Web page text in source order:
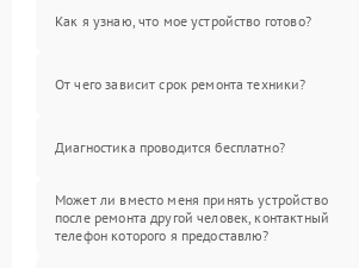
Как я узнаю, что мое устройство готово?
От чего зависит срок ремонта техники?
Диагностика проводится бесплатно?
Может ли вместо меня принять устройство
после ремонта другой человек, контактный
телефон которого я предоставлю?